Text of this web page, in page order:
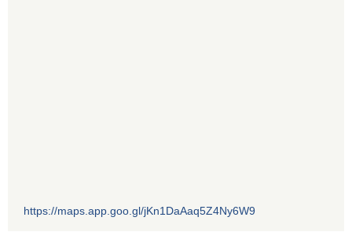
https://maps.app.goo.gl/jKn1DaAaq5Z4Ny6W9